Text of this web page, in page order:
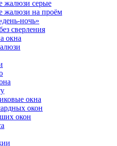
жалюзи серые
жалюзи на проём
ночь»
сверления
окна
окна
окон
окон